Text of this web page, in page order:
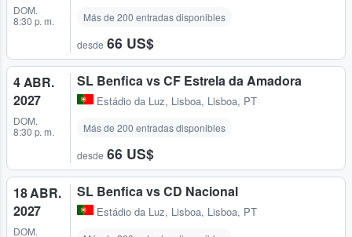
DOM.
8:30 p. m.
Más de 200 entradas disponibles
desde 66 US$
4 ABR.
2027
DOM.
8:30 p. m.
SL Benfica vs CF Estrela da Amadora
Estádio da Luz, Lisboa, Lisboa, PT
Más de 200 entradas disponibles
desde 66 US$
18 ABR.
2027
DOM.
SL Benfica vs CD Nacional
Estádio da Luz, Lisboa, Lisboa, PT